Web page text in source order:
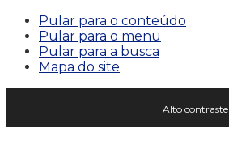
Pular para o conteúdo
Pular para o menu
Pular para a busca
Mapa do site
Alto contraste